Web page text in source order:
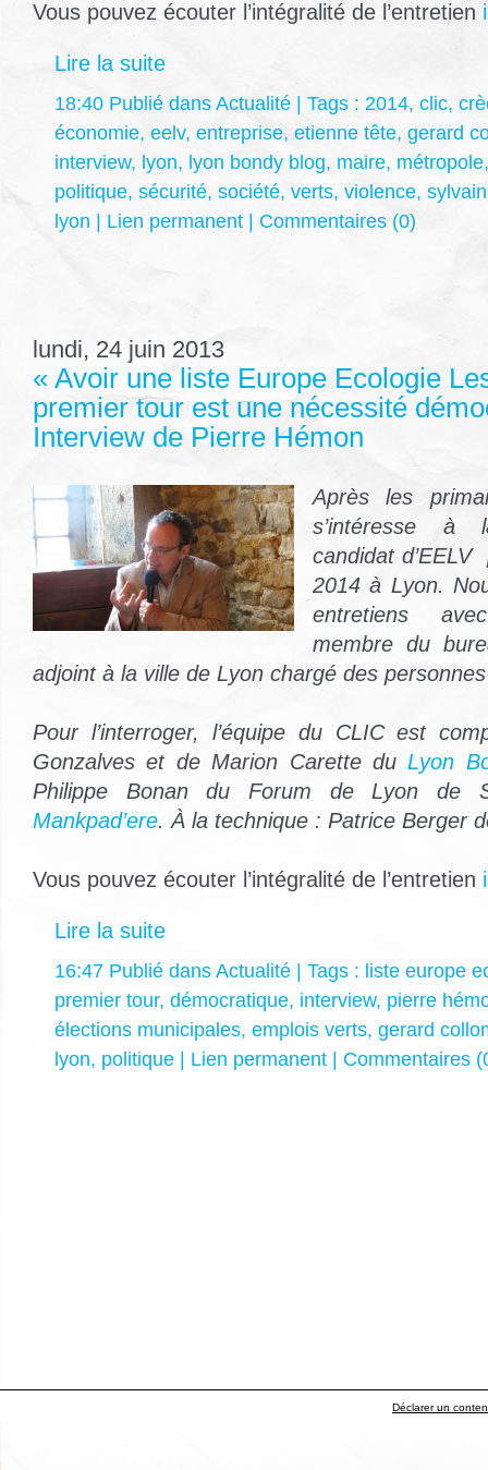
Vous pouvez écouter l’intégralité de l’entretien
Lire la suite
18:40 Publié dans Actualité | Tags : 2014, clic,
économie, eelv, entreprise, etienne tête, gerard
interview, lyon, lyon bondy blog, maire, métropole
politique, sécurité, société, verts, violence,
lyon
Lien permanent Commentaires (0)
lundi, 24 juin 2013
« Avoir une liste Europe Ecologie
premier tour est une nécessité
Interview de Pierre Hémon
Après les
s’intéresse à
candidat
2014 à Lyon.
entretiens
membre du
adjoint à la ville de Lyon chargé des
Pour l’interroger, l’équipe du CLIC est
Gonzalves et de Marion Carette duLyon
Philippe Bonan du Forum de Lyon de
Mankpad’ere. À la technique : Patrice Berger
Vous pouvez écouter l’intégralité de l’entretien
Lire la suite
16:47 Publié dans Actualité | Tags : liste europe
premier tour, démocratique, interview, pierre
élections municipales, emplois verts, gerard
lyon, politique Lien permanent Commentaires
Déclarer un